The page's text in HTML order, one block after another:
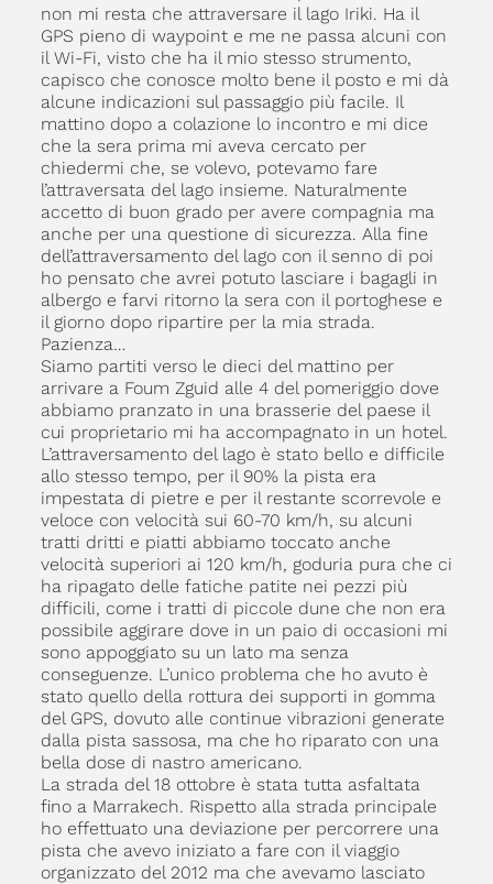
non mi resta che attraversare il lago Iriki. Ha il
GPS pieno di waypoint e me ne passa alcuni con
il Wi-Fi, visto che ha il mio stesso strumento,
capisco che conosce molto bene il posto e mi dà
alcune indicazioni sul passaggio più facile. Il
mattino dopo a colazione lo incontro e mi dice
che la sera prima mi aveva cercato per
chiedermi che, se volevo, potevamo fare
l’attraversata del lago insieme. Naturalmente
accetto di buon grado per avere compagnia ma
anche per una questione di sicurezza. Alla fine
dell’attraversamento del lago con il senno di poi
ho pensato che avrei potuto lasciare i bagagli in
albergo e farvi ritorno la sera con il portoghese e
il giorno dopo ripartire per la mia strada.
Pazienza…
Siamo partiti verso le dieci del mattino per
arrivare a Foum Zguid alle 4 del pomeriggio dove
abbiamo pranzato in una brasserie del paese il
cui proprietario mi ha accompagnato in un hotel.
L’attraversamento del lago è stato bello e difficile
allo stesso tempo, per il 90% la pista era
impestata di pietre e per il restante scorrevole e
veloce con velocità sui 60-70 km/h, su alcuni
tratti dritti e piatti abbiamo toccato anche
velocità superiori ai 120 km/h, goduria pura che ci
ha ripagato delle fatiche patite nei pezzi più
difficili, come i tratti di piccole dune che non era
possibile aggirare dove in un paio di occasioni mi
sono appoggiato su un lato ma senza
conseguenze. L’unico problema che ho avuto è
stato quello della rottura dei supporti in gomma
del GPS, dovuto alle continue vibrazioni generate
dalla pista sassosa, ma che ho riparato con una
bella dose di nastro americano.
La strada del 18 ottobre è stata tutta asfaltata
fino a Marrakech. Rispetto alla strada principale
ho effettuato una deviazione per percorrere una
pista che avevo iniziato a fare con il viaggio
organizzato del 2012 ma che avevamo lasciato